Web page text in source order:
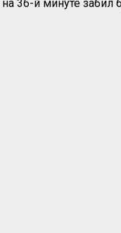
36-й минуте забил